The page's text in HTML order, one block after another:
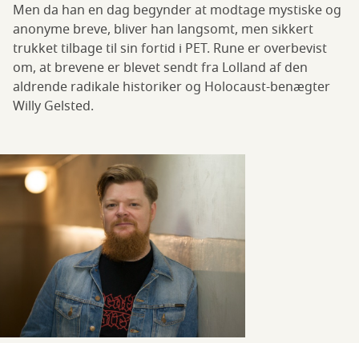
Men da han en dag begynder at modtage mystiske og
anonyme breve, bliver han langsomt, men sikkert
trukket tilbage til sin fortid i PET. Rune er overbevist
om, at brevene er blevet sendt fra Lolland af den
aldrende radikale historiker og Holocaust-benægter
Willy Gelsted.